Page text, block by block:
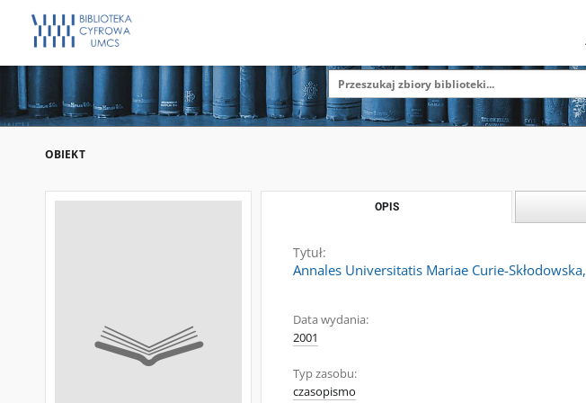
OBIEKT
OPIS
Tytuł:
Annales Universitatis Mariae Curie-
Data wydania:
2001
Typ zasobu:
czasopismo